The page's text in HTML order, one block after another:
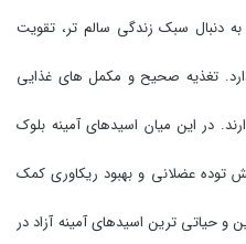
دنبال سبک زندگی سالم تر، تقویت
تغذیه صحیح و مکمل های غذایی
در این میان اسیدهای آمینه بلوک
توده عضلانی و بهبود ریکاوری کمک
و حیاتی ترین اسیدهای آمینه آزاد در